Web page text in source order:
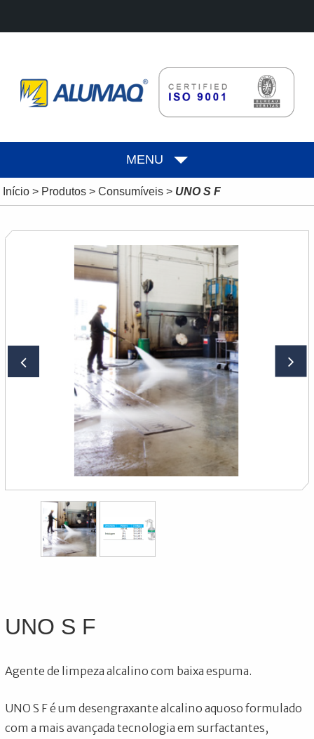
MENU
Início> Produtos> Consumíveis> UNO S F
UNO S F
Agente de limpeza alcalino com baixa espuma.
UNO S F é um desengraxante alcalino aquoso formulado
com a mais avançada tecnologia em surfactantes,